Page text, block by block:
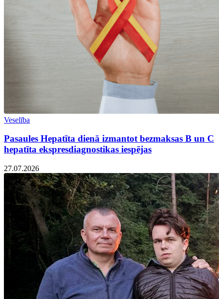
Veselība
Pasaules Hepatīta dienā izmantot bezmaksas B un C
hepatīta ekspresdiagnostikas iespējas
27.07.2026